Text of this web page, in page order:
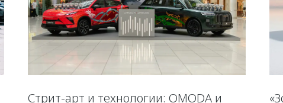
Стрит-арт и технологии: OMODA и